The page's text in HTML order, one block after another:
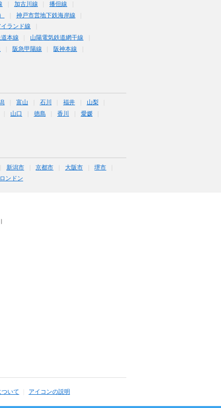
加古川線
播但線
神戸市営地下鉄海岸線
ランド線
本線
山陽電気鉄道網干線
阪急甲陽線
阪神本線
富山 石川 福井
山梨
山口 徳島 香川
愛媛
新潟市 京都市 大阪市
堺市
ロンドン
ついて アイコンの説明